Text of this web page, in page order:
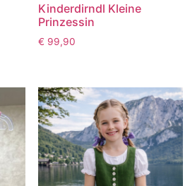
Kinderdirndl Kleine
Prinzessin
€ 99,90